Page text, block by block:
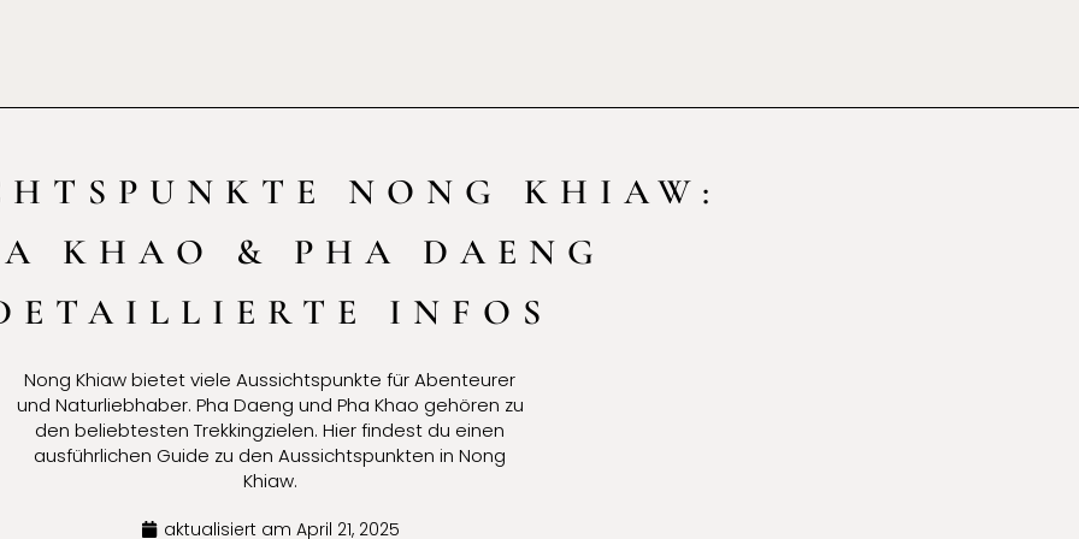
NONG KHIAW:
KHAO & PHA DAENG
INFOS
Nong Khiaw bietet viele Aussichtspunkte für Abenteurer
und Naturliebhaber. Pha Daeng und Pha Khao gehören zu
den beliebtesten Trekkingzielen. Hier findest du einen
ausführlichen Guide zu den Aussichtspunkten in Nong
Khiaw.
aktualisiert am April 21, 2025